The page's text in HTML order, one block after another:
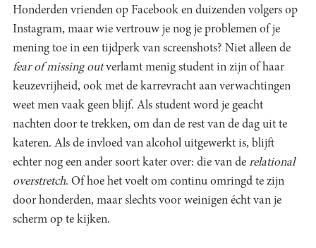
Honderden vrienden op Facebook en duizenden volgers op
Instagram, maar wie vertrouw je nog je problemen of je
mening toe in een tijdperk van screenshots? Niet alleen de
fear of missing outverlamt menig student in zijn of haar
keuzevrijheid, ook met de karrevracht aan verwachtingen
weet men vaak geen blijf. Als student word je geacht
nachten door te trekken, om dan de rest van de dag uit te
kateren. Als de invloed van alcohol uitgewerkt is, blijft
echter nog een ander soort kater over: die van de relational
overstretch. Of hoe het voelt om continu omringd te zijn
door honderden, maar slechts voor weinigen écht van je
scherm op te kijken.